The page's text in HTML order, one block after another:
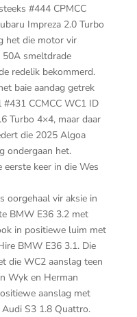
#444 CPMCC
Impreza 2.0 Turbo
het die motor vir
50A smeltdrade
redelik bekommerd.
baie aandag getrek
CCMCC WC1 ID
Turbo 4×4, maar daar
die 2025 Algoa
ondergaan het.
keer in die Wes
oorgehaal vir aksie in
BMW E36 3.2 met
in positiewe luim met
BMW E36 3.1. Die
die WC2 aanslag teen
Wyk en Herman
aanslag met
S3 1.8 Quattro.